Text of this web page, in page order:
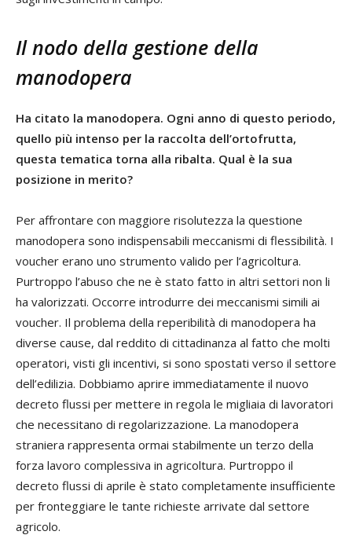
Il nodo della gestione della
manodopera
Ha citato la manodopera. Ogni anno di questo periodo,
quello più intenso per la raccolta dell’ortofrutta,
questa tematica torna alla ribalta. Qual è la sua
posizione in merito?
Per affrontare con maggiore risolutezza la questione
manodopera sono indispensabili meccanismi di flessibilità. I
voucher erano uno strumento valido per l’agricoltura.
Purtroppo l’abuso che ne è stato fatto in altri settori non li
ha valorizzati. Occorre introdurre dei meccanismi simili ai
voucher. Il problema della reperibilità di manodopera ha
diverse cause, dal reddito di cittadinanza al fatto che molti
operatori, visti gli incentivi, si sono spostati verso il settore
dell’edilizia. Dobbiamo aprire immediatamente il nuovo
decreto flussi per mettere in regola le migliaia di lavoratori
che necessitano di regolarizzazione. La manodopera
straniera rappresenta ormai stabilmente un terzo della
forza lavoro complessiva in agricoltura. Purtroppo il
decreto flussi di aprile è stato completamente insufficiente
per fronteggiare le tante richieste arrivate dal settore
agricolo.